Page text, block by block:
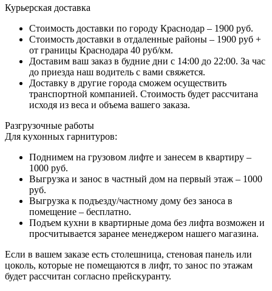
Курьерская доставка
Стоимость доставки по городу Краснодар – 1900 руб.
Стоимость доставки в отдаленные районы – 1900 руб +
от границы Краснодара 40 руб/км.
Доставим ваш заказ в будние дни с 14:00 до 22:00. За час
до приезда наш водитель с вами свяжется.
Доставку в другие города сможем осуществить
транспортной компанией. Стоимость будет рассчитана
исходя из веса и объема вашего заказа.
Разгрузочные работы
Для кухонных гарнитуров:
Поднимем на грузовом лифте и занесем в квартиру –
1000 руб.
Выгрузка и занос в частный дом на первый этаж – 1000
руб.
Выгрузка к подъезду/частному дому без заноса в
помещение – бесплатно.
Подъем кухни в квартирные дома без лифта возможен и
просчитывается заранее менеджером нашего магазина.
Если в вашем заказе есть столешница, стеновая панель или
цоколь, которые не помещаются в лифт, то занос по этажам
будет рассчитан согласно прейскуранту.